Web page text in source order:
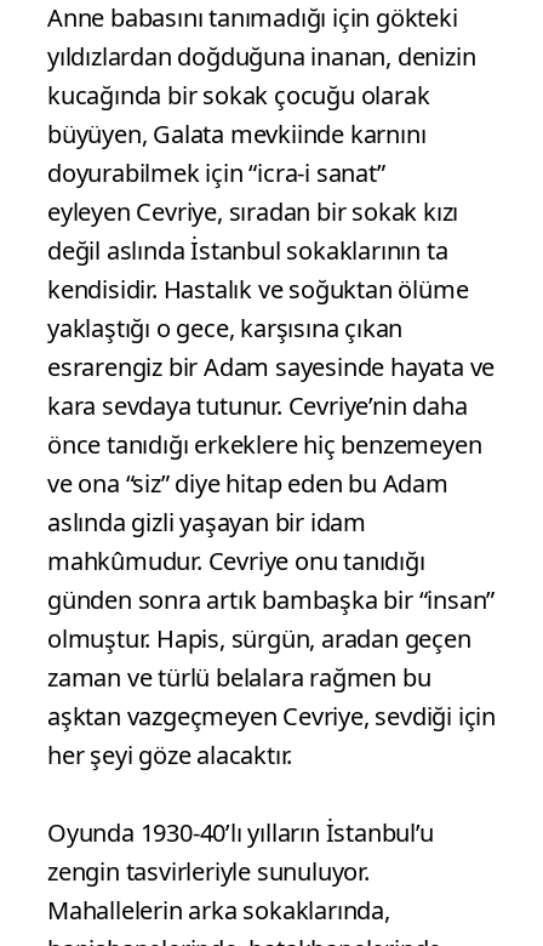
Anne babasını tanımadığı için gökteki
yıldızlardan doğduğuna inanan, denizin
kucağında bir sokak çocuğu olarak
büyüyen, Galata mevkiinde karnını
doyurabilmek için “icra-i sanat”
eyleyen Cevriye, sıradan bir sokak kızı
değil aslında İstanbul sokaklarının ta
kendisidir. Hastalık ve soğuktan ölüme
yaklaştığı o gece, karşısına çıkan
esrarengiz bir Adam sayesinde hayata ve
kara sevdaya tutunur. Cevriye’nin daha
önce tanıdığı erkeklere hiç benzemeyen
ve ona “siz” diye hitap eden bu Adam
aslında gizli yaşayan bir idam
mahkûmudur. Cevriye onu tanıdığı
günden sonra artık bambaşka bir “insan”
olmuştur. Hapis, sürgün, aradan geçen
zaman ve türlü belalara rağmen bu
aşktan vazgeçmeyen Cevriye, sevdiği için
her şeyi göze alacaktır.
Oyunda 1930-40’lı yılların İstanbul’u
zengin tasvirleriyle sunuluyor.
Mahallelerin arka sokaklarında,